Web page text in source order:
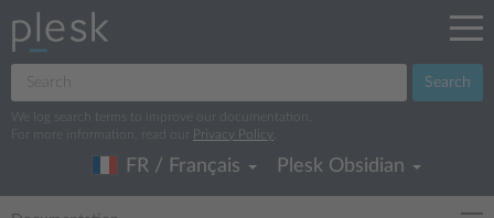
Search
We log search terms to improve our documentation.
For more information, read our
Privacy Policy
FR / Français Plesk Obsidian